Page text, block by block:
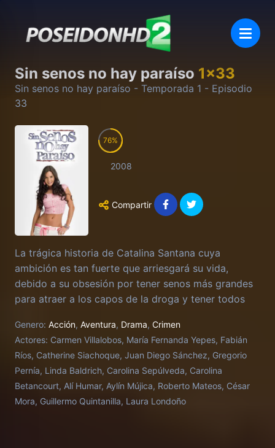
Sin senos no hay paraíso 1x33
Sin senos no hay paraíso - Temporada 1 - Episodio
33
76
2008
Compartir
La trágica historia de Catalina Santana cuya
ambición es tan fuerte que arriesgará su vida,
debido a su obsesión por tener senos más grandes
para atraer a los capos de la droga y tener todos
Genero: Acción, Aventura, Drama, Crimen
Actores: Carmen Villalobos, María Fernanda Yepes, Fabián
Ríos, Catherine Siachoque, Juan Diego Sánchez, Gregorio
Pernía, Linda Baldrich, Carolina Sepúlveda, Carolina
Betancourt, Alí Humar, Aylín Mújica, Roberto Mateos, César
Mora, Guillermo Quintanilla, Laura Londoño